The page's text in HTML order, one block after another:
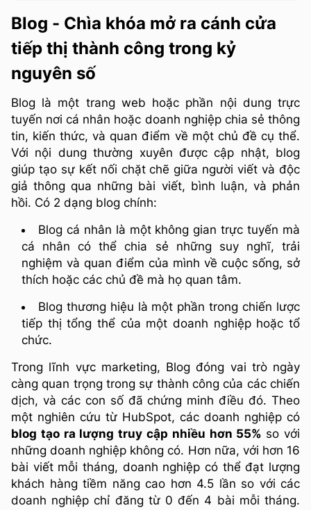
Blog - Chìa khóa mở ra cánh cửa
tiếp thị thành công trong kỷ
nguyên số
Blog là một trang web hoặc phần nội dung trực
tuyến nơi cá nhân hoặc doanh nghiệp chia sẻ thông
tin, kiến thức, và quan điểm về một chủ đề cụ thể.
Với nội dung thường xuyên được cập nhật, blog
giúp tạo sự kết nối chặt chẽ giữa người viết và độc
giả thông qua những bài viết, bình luận, và phản
hồi. Có 2 dạng blog chính:
Blog cá nhân là một không gian trực tuyến mà
cá nhân có thể chia sẻ những suy nghĩ, trải
nghiệm và quan điểm của mình về cuộc sống, sở
thích hoặc các chủ đề mà họ quan tâm.
Blog thương hiệu là một phần trong chiến lược
tiếp thị tổng thể của một doanh nghiệp hoặc tổ
chức.
Trong lĩnh vực marketing, Blog đóng vai trò ngày
càng quan trọng trong sự thành công của các chiến
dịch, và các con số đã chứng minh điều đó. Theo
một nghiên cứu từ HubSpot, các doanh nghiệp có
blog tạo ra lượng truy cập nhiều hơn 55% so với
những doanh nghiệp không có. Hơn nữa, với hơn 16
bài viết mỗi tháng, doanh nghiệp có thể đạt lượng
khách hàng tiềm năng cao hơn 4.5 lần so với các
doanh nghiệp chỉ đăng từ 0 đến 4 bài mỗi tháng.